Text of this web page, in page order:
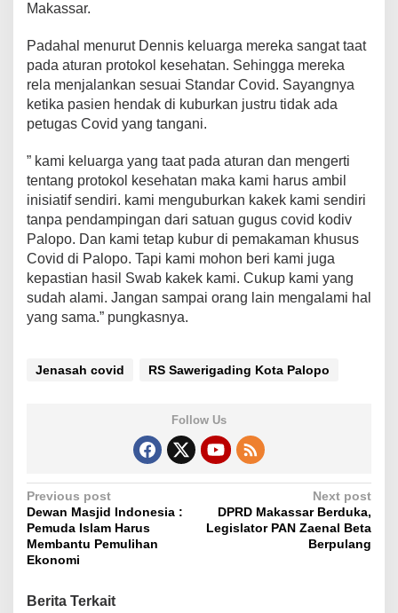
d
i
r
i
Makassar.
Padahal menurut Dennis keluarga mereka sangat taat
pada aturan protokol kesehatan. Sehingga mereka
rela menjalankan sesuai Standar Covid. Sayangnya
ketika pasien hendak di kuburkan justru tidak ada
petugas Covid yang tangani.
” kami keluarga yang taat pada aturan dan mengerti
tentang protokol kesehatan maka kami harus ambil
inisiatif sendiri. kami menguburkan kakek kami sendiri
tanpa pendampingan dari satuan gugus covid kodiv
Palopo. Dan kami tetap kubur di pemakaman khusus
Covid di Palopo. Tapi kami mohon beri kami juga
kepastian hasil Swab kakek kami. Cukup kami yang
sudah alami. Jangan sampai orang lain mengalami hal
yang sama.” pungkasnya.
Jenasah covid RS Sawerigading Kota Palopo
Follow Us
P
o
s
n
Previous post
Dewan Masjid Indonesia :
Pemuda Islam Harus
Membantu Pemulihan
Ekonomi
Next post
DPRD Makassar Berduka,
Legislator PAN Zaenal Beta
Berpulang
Berita Terkait